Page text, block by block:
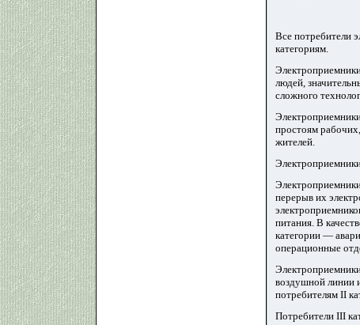
Все потребители
категориям.
людей,
сложного
простоям
жителей.
перерыв их
питания. В
категории —
операционные
воздушной линии
потребителям II
Потребители III